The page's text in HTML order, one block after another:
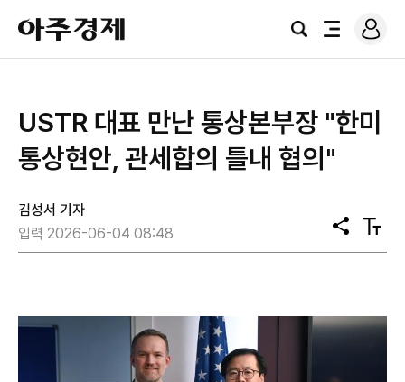
아
주
경
검
전
로
그
USTR 대표 만난 통상본부장 "한미
통상현안, 관세합의 틀내 협의"
김성서 기자
입력 2026-06-04 08:48
공
유
텍
스